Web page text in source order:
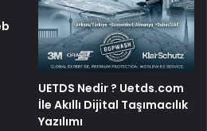
UETDS Nedir ? Uetds.com
İle Akıllı Dijital Taşımacılık
Yazılımı